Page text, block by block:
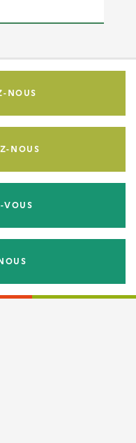
NOUS
NOUS
VOUS